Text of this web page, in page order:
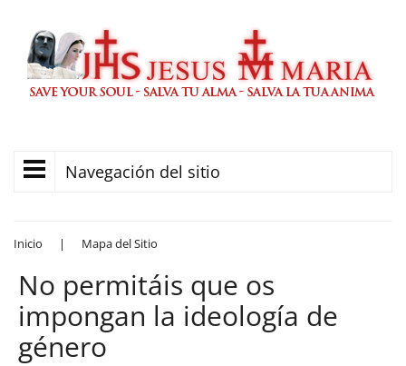
Navegación del sitio
Inicio | Mapa del Sitio
No permitáis que os
impongan la ideología de
género